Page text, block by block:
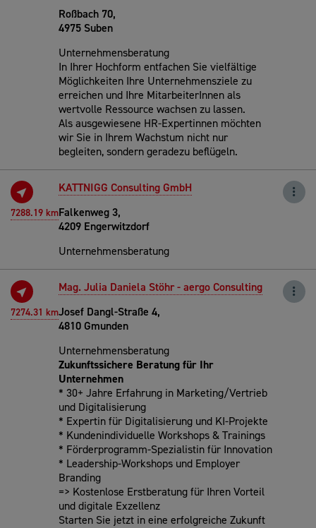
Roßbach 70,
4975 Suben
Unternehmensberatung
In Ihrer Hochform entfachen Sie vielfältige
Möglichkeiten Ihre Unternehmensziele zu
erreichen und Ihre MitarbeiterInnen als
wertvolle Ressource wachsen zu lassen.
Als ausgewiesene HR-Expertinnen möchten
wir Sie in Ihrem Wachstum nicht nur
begleiten, sondern geradezu beflügeln.
7288.19 km
KATTNIGG Consulting GmbH
Falkenweg 3,
4209 Engerwitzdorf
Unternehmensberatung
7274.31 km
Mag. Julia Daniela Stöhr - aergo Consulting
Josef Dangl-Straße 4,
4810 Gmunden
Unternehmensberatung
Zukunftssichere Beratung für Ihr
Unternehmen
* 30+ Jahre Erfahrung in Marketing/Vertrieb
und Digitalisierung
* Expertin für Digitalisierung und KI-Projekte
* Kundenindividuelle Workshops & Trainings
* Förderprogramm-Spezialistin für Innovation
* Leadership-Workshops und Employer
Branding
=> Kostenlose Erstberatung für Ihren Vorteil
und digitale Exzellenz
Starten Sie jetzt in eine erfolgreiche Zukunft